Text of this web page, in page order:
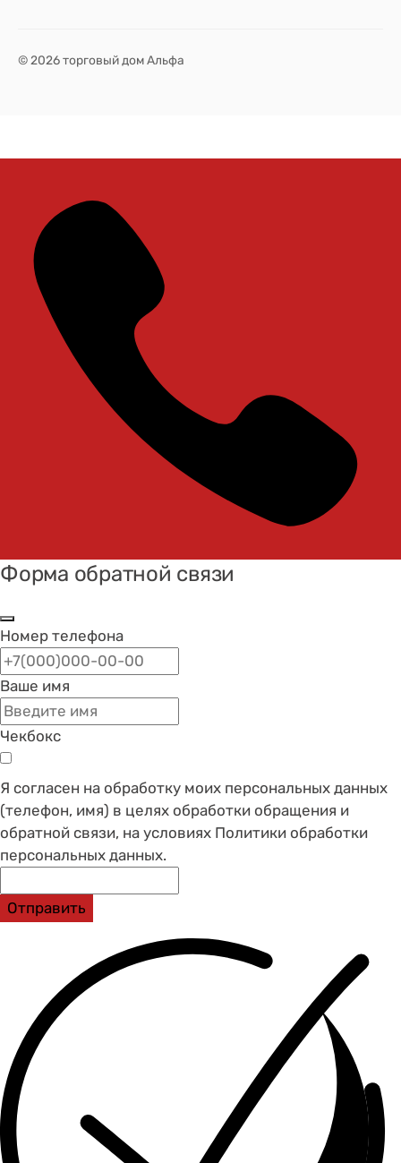
© 2026 торговый дом Альфа
Форма обратной связи
Номер телефона
Ваше имя
Чекбокс
Я согласен на обработку моих персональных данных
(телефон, имя) в целях обработки обращения и
обратной связи, на условиях Политики обработки
персональных данных.
Отправить